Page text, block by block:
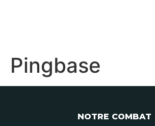
Pingbase
NOTRE COMBAT